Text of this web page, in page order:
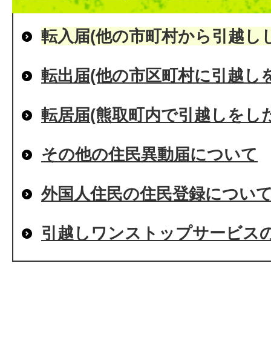
転入届(他の市町村から引越し
転出届(他の市区町村に引越し
転居届(熊取町内で引越しをし
その他の住民異動届について
外国人住民の住民登録につい
引越しワンストップサービス